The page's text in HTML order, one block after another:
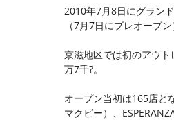
2010年7月8日にグラン
（7月7日にプレオープ
京滋地区では初のアウ
万7千?。
オープン当初は165店と
マクビー）、